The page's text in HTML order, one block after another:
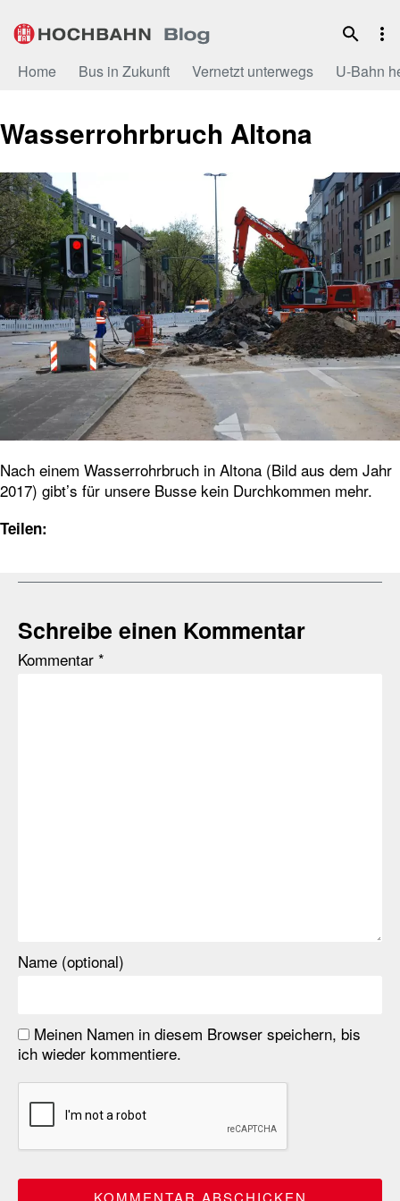
Inhalt
Home Bus in Zukunft Vernetzt unterwegs U-Bahn
Wasserrohrbruch Altona
Nach einem Wasserrohrbruch in Altona (Bild aus dem Jahr
2017) gibt’s für unsere Busse kein Durchkommen mehr.
Teilen:
Schreibe einen Kommentar
Kommentar *
Name (optional)
Meinen Namen in diesem Browser speichern, bis
ich wieder kommentiere.